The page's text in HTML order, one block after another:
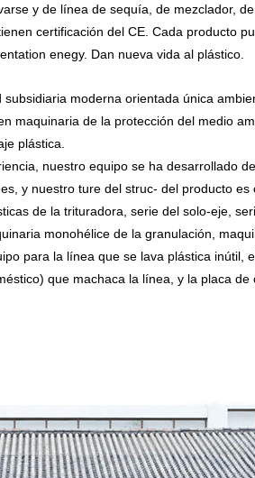
y de línea de sequía, de mezclador,
certificación del CE. Cada producto
enegy. Dan nueva vida al plástico.
moderna orientada única
maquinaria de la protección del medio
plástica.
nuestro equipo se ha desarrollado
y nuestro ture del struc- del producto
de la trituradora, serie del solo-eje,
monohélice de la granulación,
para la línea que se lava plástica inútil,
que machaca la línea, y la placa